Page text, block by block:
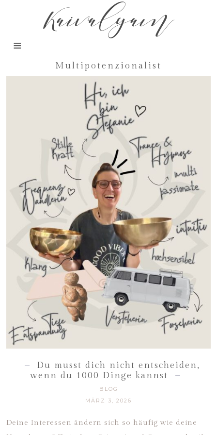
Kaivalyam
Multipotenzionalist
Du musst dich nicht entscheiden,
wenn du 1000 Dinge kannst
BLOG
MÄRZ 3, 2026
Deine Interessen ändern sich so häufig wie deine